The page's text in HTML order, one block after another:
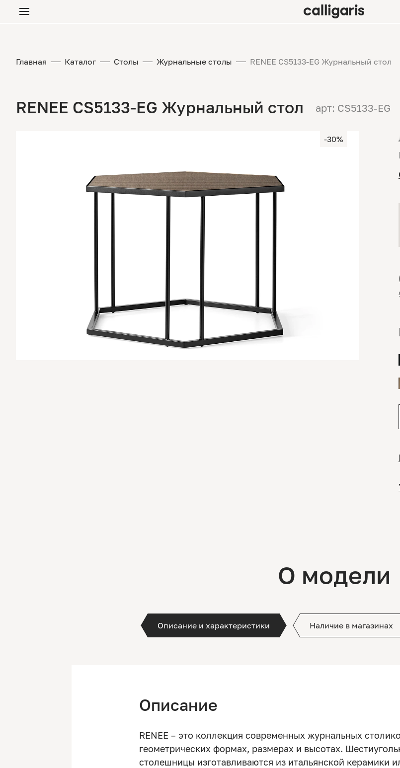
Главная Каталог Столы Журнальные столы RENEE CS5133-EG Журнальный стол
RENEE CS5133-EG Журнальный стол арт: CS5133-EG
-30%
О модели
Описание и характеристики Наличие в магазинах
Описание
RENEE – это коллекция современных журнальных
геометрических формах, размерах и высотах.
столешницы изготавливаются из итальянской керамики